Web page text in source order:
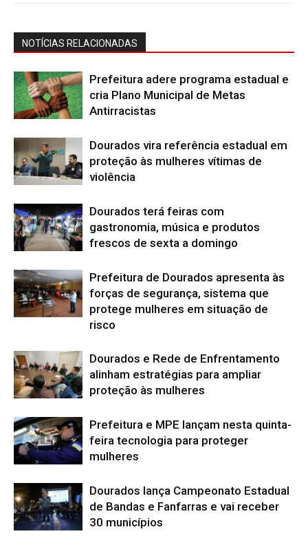
NOTÍCIAS RELACIONADAS
Prefeitura adere programa estadual e
cria Plano Municipal de Metas
Antirracistas
Dourados vira referência estadual em
proteção às mulheres vítimas de
violência
Dourados terá feiras com
gastronomia, música e produtos
frescos de sexta a domingo
Prefeitura de Dourados apresenta às
forças de segurança, sistema que
protege mulheres em situação de
risco
Dourados e Rede de Enfrentamento
alinham estratégias para ampliar
proteção às mulheres
Prefeitura e MPE lançam nesta quinta-
feira tecnologia para proteger
mulheres
Dourados lança Campeonato Estadual
de Bandas e Fanfarras e vai receber
30 municípios